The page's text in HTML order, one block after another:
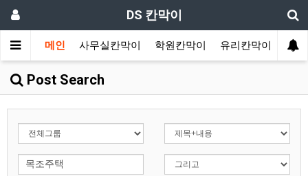
DS 칸막이
메인 사무실칸막이 학원칸막이 유리칸막이 랩
Post Search